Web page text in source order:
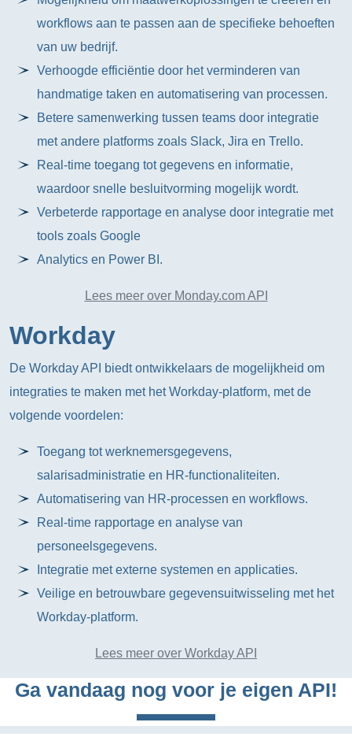
workflows aan te passen aan de specifieke behoeften
van uw bedrijf.
Verhoogde efficiëntie door het verminderen van
handmatige taken en automatisering van processen.
Betere samenwerking tussen teams door integratie
met andere platforms zoals Slack, Jira en Trello.
Real-time toegang tot gegevens en informatie,
waardoor snelle besluitvorming mogelijk wordt.
Verbeterde rapportage en analyse door integratie met
tools zoals Google
Analytics en Power BI.
Lees meer over Monday.com API
Workday
De Workday API biedt ontwikkelaars de mogelijkheid om
integraties te maken met het Workday-platform, met de
volgende voordelen:
Toegang tot werknemersgegevens,
salarisadministratie en HR-functionaliteiten.
Automatisering van HR-processen en workflows.
Real-time rapportage en analyse van
personeelsgegevens.
Integratie met externe systemen en applicaties.
Veilige en betrouwbare gegevensuitwisseling met het
Workday-platform.
Lees meer over Workday API
Ga vandaag nog voor je eigen API!